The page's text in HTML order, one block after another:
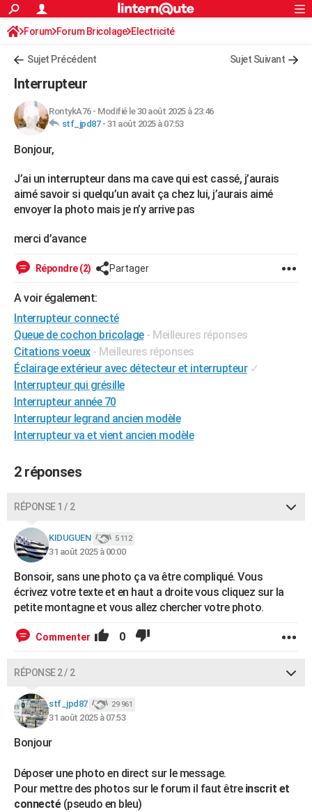
ACTUALITÉS
Politique
Société
Faits Divers
Education
Monde
Villes
+
FINANCE
Retraite
Impôts
Epargne
Immobilier
Risques naturels par ville
Banque
Assurance
Crédit
AUTO
Essais
Réserver un essai
Citadines
Berlines
SUV
Forum auto
+HIGH-TECH
Mobiles
Meilleur smartphone
Internet
Ordinateurs
Jeux vidéo
Guide high-tech
+
Forum
Aménagement intérieur
Extérieur
Cuisine
Salle de bains
Jardinage
Rangement
WEEK-END
Guides de France
Escapades
Patrimoine
Expositions
Musées
Week-end nature
+LIFESTYLE
Art de vivre
Bien-être
Loisirs
Mode
Modes de vie
SANTE
Alimentation
Guide de la santé
Maladies
Médicaments
Sommeil
VOYAGE
Destinations
City break
Voyage nature
Voyage de noces
Forum
Climat
+PHOTO
GUIDES D'ACHAT
BONS PLANS
CARTE DE VOEUX
Carte de Noël
Carte Bonne année
Carte Saint-Valentin
Carte Pâques
Carte d'anniversaire
DICTIONNAIRE
Dictionnaire
Biographies
Citations
Expressions
Proverbes
PROGRAMME TV
COPAINS D'AVANT
AVIS DE DÉCÈS
FORUM
Bricolage
Lifestyle
Culture
Sport
Auto
Television
Voyage
Cinema
S'inscrire
Connexion
Forum Forum Bricolage Electricité
Sujet Précédent Sujet Suivant
Interrupteur
RontykA76- Modifié le 30 août 2025 à 23:46
stf_jpd87- 31 août 2025 à 07:53
Bonjour,
J’ai un interrupteur dans ma cave qui est cassé, j’aurais
aimé savoir si quelqu’un avait ça chez lui, j’aurais aimé
envoyer la photo mais je n’y arrive pas
merci d’avance
Répondre (2) Partager
A voir également:
Interrupteur connecté
Queue de cochon bricolage - Meilleures réponses
Citations voeux - Meilleures réponses
Éclairage extérieur avec détecteur et interrupteur ✓
Interrupteur qui grésille
Interrupteur année 70
Interrupteur legrand ancien modèle
Interrupteur va et vient ancien modèle
2 réponses
RÉPONSE 1 / 2
KIDUGUEN 5 112
31 août 2025 à 00:00
Bonsoir, sans une photo ça va être compliqué. Vous
écrivez votre texte et en haut a droite vous cliquez sur la
petite montagne et vous allez chercher votre photo.
Commenter 0
RÉPONSE 2 / 2
stf_jpd87 29 961
31 août 2025 à 07:53
Bonjour
Déposer une photo en direct sur le message.
Pour mettre des photos sur le forum il faut êtreinscrit et
connecté (pseudo en bleu)